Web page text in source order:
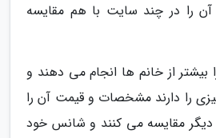
را در چند سایت با هم مقایسه
بیشتر از خانم ها انجام می دهند و
را دارند مشخصات و قیمت آن را
دیگر مقایسه می کنند و شانس خود